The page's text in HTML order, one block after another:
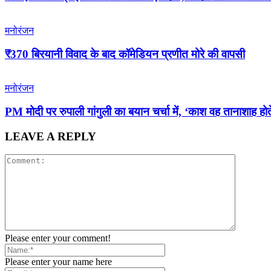
मनोरंजन
₹370 बिरयानी विवाद के बाद कॉमेडियन प्रणीत मोरे की वापसी
मनोरंजन
PM मोदी पर रुपाली गांगुली का बयान चर्चा में, ‘काश वह तानाशाह
LEAVE A REPLY
Please enter your comment!
Please enter your name here